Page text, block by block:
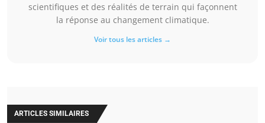
scientifiques et des réalités de terrain qui façonnent
la réponse au changement climatique.
Voir tous les articles →
ARTICLES SIMILAIRES